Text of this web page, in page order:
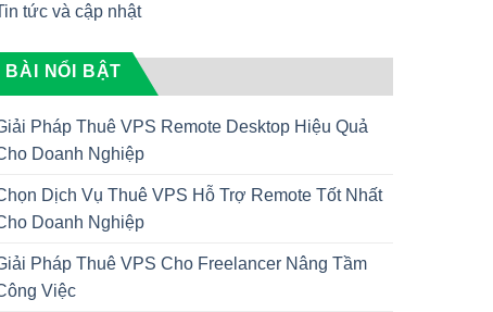
tức và cập nhật
BÀI NỔI BẬT
Pháp Thuê VPS Remote Desktop Hiệu Quả
Doanh Nghiệp
Dịch Vụ Thuê VPS Hỗ Trợ Remote Tốt Nhất
Doanh Nghiệp
Pháp Thuê VPS Cho Freelancer Nâng Tầm
Việc